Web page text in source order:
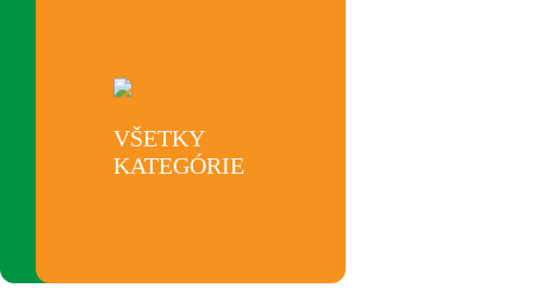
OBEDOVÉ
MENU
VŠETKY
KATEGÓRIE